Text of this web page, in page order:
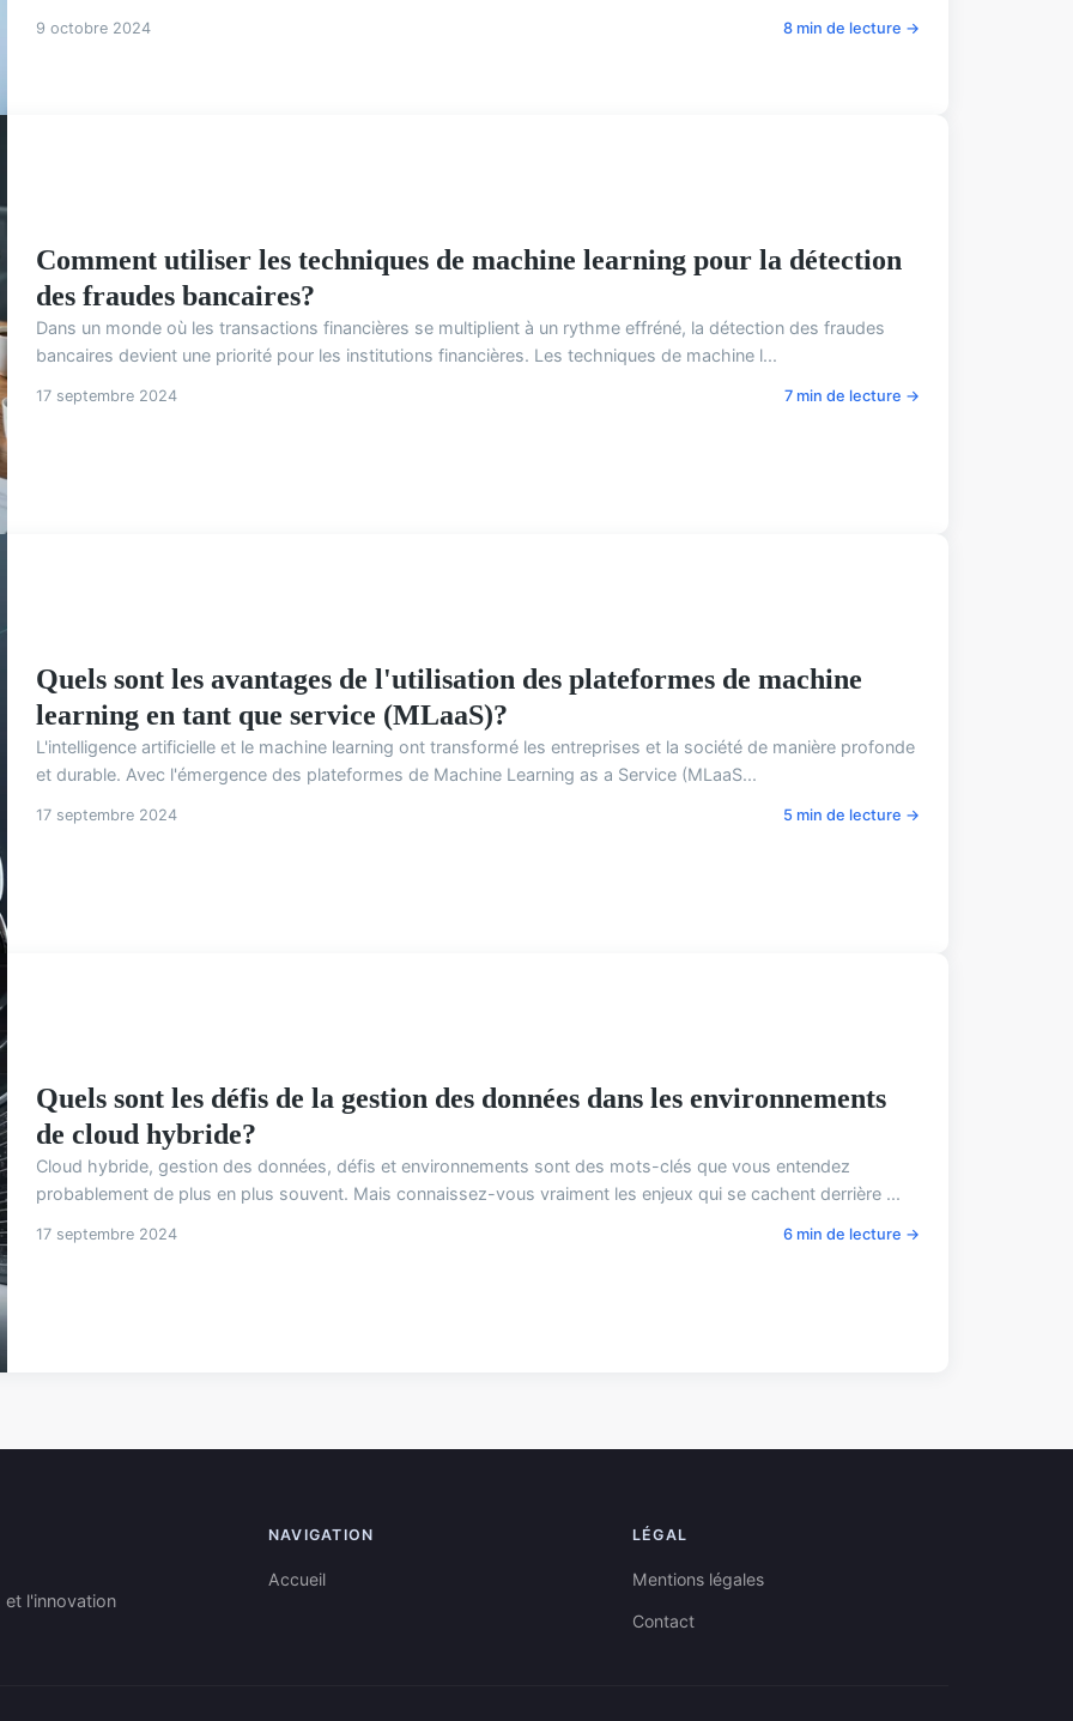
9 octobre 2024 8 min de lecture →
Comment utiliser les techniques de machine learning pour la détection
des fraudes bancaires?
Dans un monde où les transactions financières se multiplient à un rythme effréné, la détection des fraudes
bancaires devient une priorité pour les institutions financières. Les techniques de machine l...
17 septembre 2024 7 min de lecture →
Quels sont les avantages de l'utilisation des plateformes de machine
learning en tant que service (MLaaS)?
L'intelligence artificielle et le machine learning ont transformé les entreprises et la société de manière profonde
et durable. Avec l'émergence des plateformes de Machine Learning as a Service (MLaaS...
17 septembre 2024 5 min de lecture →
Quels sont les défis de la gestion des données dans les environnements
de cloud hybride?
Cloud hybride, gestion des données, défis et environnements sont des mots-clés que vous entendez
probablement de plus en plus souvent. Mais connaissez-vous vraiment les enjeux qui se cachent derrière ...
17 septembre 2024 6 min de lecture →
et l'innovation
NAVIGATION
Accueil
LÉGAL
Mentions légales
Contact